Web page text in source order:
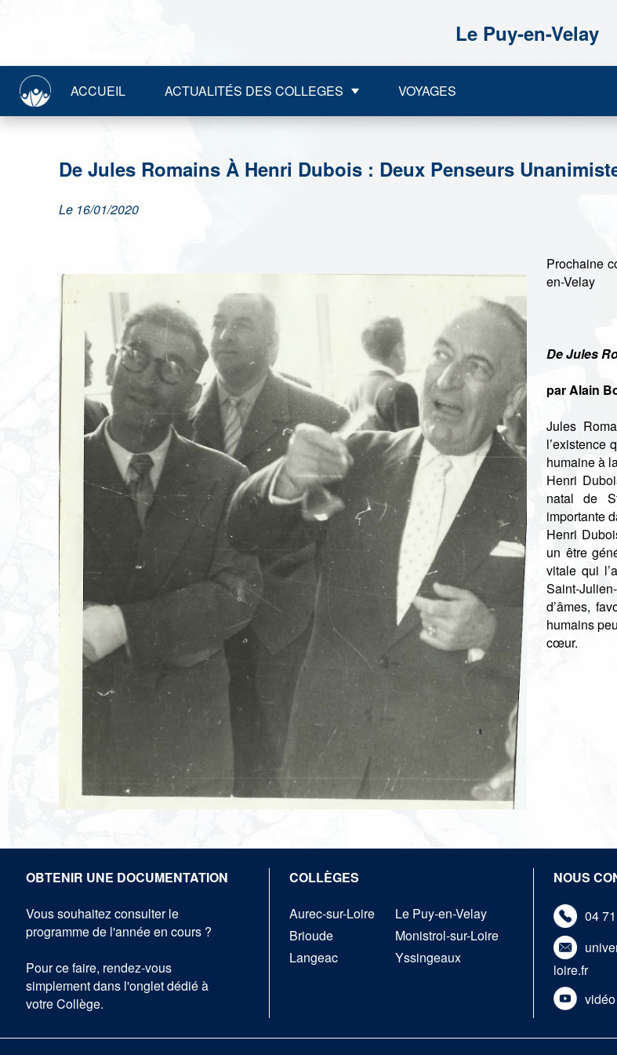
Le Puy-en-Velay
ACCUEIL ACTUALITÉS DES COLLEGES VOYAGES
De Jules Romains À Henri Dubois : Deux Penseurs
Le 16/01/2020
Prochaine
en-Velay
De Jules
par Alain
Jules
l’existence
humaine à
Henri
natal de
importante
Henri
un être
vitale qui
Saint-
d’âmes,
humains
cœur.
OBTENIR UNE DOCUMENTATION
Vous souhaitez consulter le
programme de l'année en cours ?
Pour ce faire, rendez-vous
simplement dans l'onglet dédié à
votre Collège.
COLLÈGES
Aurec-sur-Loire
Brioude
Langeac
Le Puy-en-Velay
Monistrol-sur-Loire
Yssingeaux
NOUS
04
loire.fr